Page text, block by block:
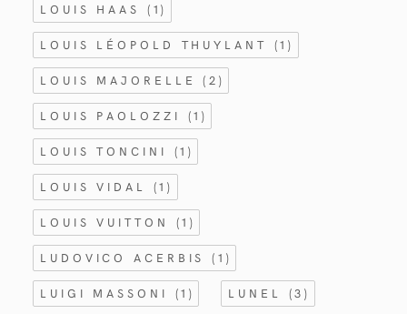
LOUIS HAAS (1)
LOUIS LÉOPOLD THUYLANT (1)
LOUIS MAJORELLE(2)
LOUIS PAOLOZZI (1)
LOUIS TONCINI (1)
LOUIS VIDAL (1)
LOUIS VUITTON (1)
LUDOVICO ACERBIS(1)
LUIGI MASSONI (1) LUNEL (3)